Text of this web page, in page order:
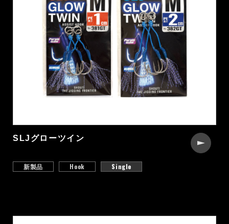
SLJグローツイン
新製品 Hook Single